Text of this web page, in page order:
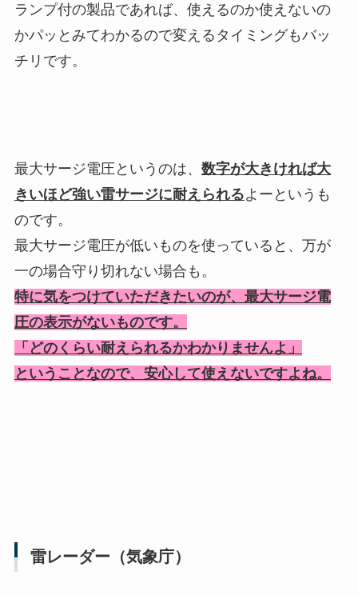
ランプ付の製品であれば、使えるのか使えないの
かパッとみてわかるので変えるタイミングもバッ
チリです。
最大サージ電圧というのは、 数字が大きければ大
きいほど強い雷サージに耐えられるよーというも
のです。
最大サージ電圧が低いものを使っていると、万が
一の場合守り切れない場合も。
特に気をつけていただきたいのが、最大サージ電
圧の表示がないものです。
「どのくらい耐えられるかわかりませんよ」
ということなので、安心して使えないですよね。
雷レーダー（気象庁）